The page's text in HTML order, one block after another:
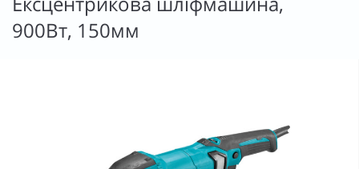
900Вт, 150мм